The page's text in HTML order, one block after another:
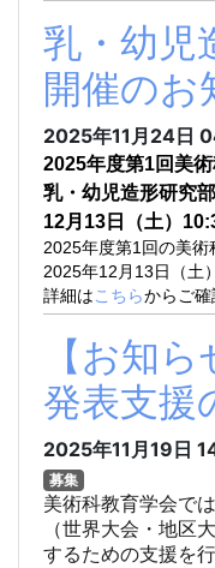
乳・幼
開催のお
2025年11月24日
2025年度第1回美
乳・幼児造形研究
12月13日（土）
2025年度第1回の美
2025年12月13日（土
詳細は こちらからご確
【お知
発表支援
2025年11月19日
募集
美術科教育学会で
（世界大会・地区
するための支援を